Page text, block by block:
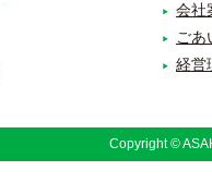
会社
ごあ
経営
Copyright ©